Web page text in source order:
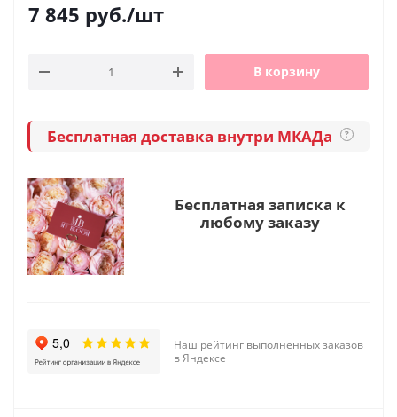
7 845 руб./шт
В корзину
Бесплатная доставка внутри МКАДа ?
Бесплатная записка к
любому заказу
Наш рейтинг выполненных заказов
в Яндексе